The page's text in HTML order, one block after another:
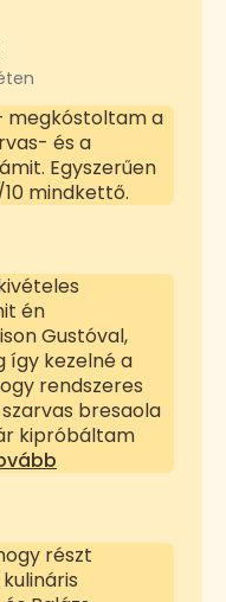
megkóstoltam a
és a
Egyszerűen
mindkettő.
én
Gustóval,
így kezelné a
rendszeres
bresaola
kipróbáltam
részt